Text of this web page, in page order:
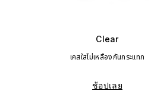
Clear
เคสใสไม่เหลืองกันกระแทก
ช้อปเลย